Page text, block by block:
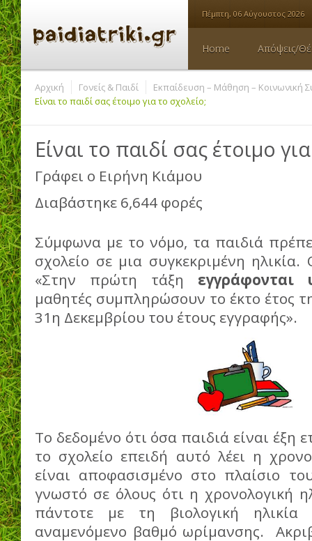
Πέμπτη, 06 Αύγουστος 2026
Home Απόψεις/
Αρχική Γονείς & Παιδί
Εκπαίδευση – Μάθηση – Κοινωνική
Είναι το παιδί σας έτοιμο για το σχολείο;
Είναι το παιδί σας έτοιμο
Γράφει ο Ειρήνη Κιάμου
Διαβάστηκε 6,644 φορές
Σύμφωνα με το νόμο, τα παιδιά
σχολείο σε μια συγκεκριμένη ηλικία.
«Στην πρώτη τάξη εγγράφονται
μαθητές συμπληρώσουν το έκτο έτος
31η Δεκεμβρίου του έτους εγγραφής».
Το δεδομένο ότι όσα παιδιά είναι έξη
το σχολείο επειδή αυτό λέει η
είναι αποφασισμένο στο πλαίσιο
γνωστό σε όλους ότι η χρονολογική
πάντοτε με τη βιολογική
αναμενόμενο βαθμό ωρίμανσης.